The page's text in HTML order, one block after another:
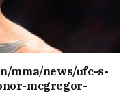
mma/news/ufc-s-
mcgregor-